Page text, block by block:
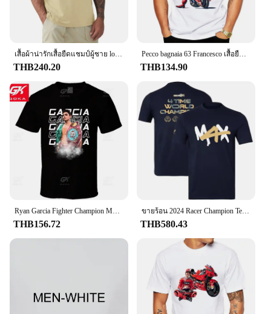
Features:
**Unmatched Comfort and Style**
The Classic Champion Tshirt is not just a piece of
clothing; it's a statement of style and comfort.
Crafted from premium cotton, this t-shirt offers a
Whether you're heading to the gym, enjoying a day
out, or simply lounging at home, the Classic
Champion Tshirt's timeless design ensures you look
and feel your best. Its versatile appeal makes it a
must-have in any wardrobe, suitable for both men
and women.
**Durable and Sustainable Fashion**
This Classic Champion Tshirt is designed to last,
withstanding the test of time and countless washes.
Its durable construction means it maintains its shape
and color, making it a sustainable choice for your
fashion needs. The wholesale sets available make it
an ideal option for vendors and suppliers looking to
stock a reliable, high-quality product. With its
classic style and performance-driven features, this
t-shirt is a smart investment for both personal and
professional use.
เสื้อผ้าน่ารักเสื้อยืดแชมป์ผู้ชาย lonewolf and Cub aka Shogun Assassin Shintaro Katsu เสื้อยืดหนังซามูไรคลาสสิกญี่ปุ่น
THB240.20
Pecco bagnaia 63 Francesco เสื้อยืดสีขาวลายกีฬาแบบคลาสสิกสำหรับเด็กผู้ชาย
THB134.90
Ryan Garcia Fighter Champion Mma Galaxy T เสื้อกราฟิกเสื้อ T บุรุษเสื้อผ้าผ้าฝ้าย Tees เสื้อวินเทจพิมพ์คลาสสิก Tee
THB156.72
ขายร้อน 2024 Racer Champion Tees ผู้ชาย/ผู้หญิง MAX แฟนรถ 100% Cotton Casual ฉลองเสื้อยืด
THB580.43